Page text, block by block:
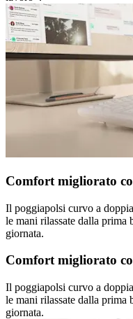
Comfort migliorato
Il poggiapolsi curvo a
le mani rilassate dalla prima
giornata.
Comfort migliorato
Il poggiapolsi curvo a
le mani rilassate dalla prima
giornata.